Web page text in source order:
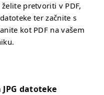
pretvoriti v PDF,
ter začnite s
kot PDF na vašem
datoteke